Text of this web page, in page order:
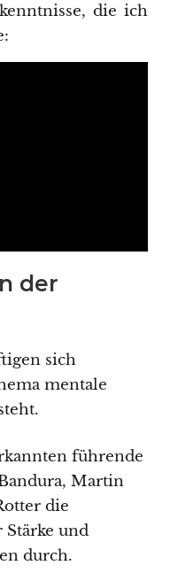
die ich
der
sich
mentale
führende
Martin
die
und
durch.